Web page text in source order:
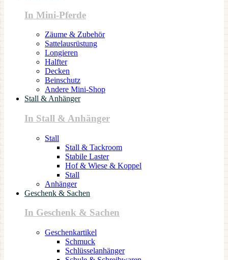
In Mini-Pferde
Zäume & Zubehör
Sattelausrüstung
Longieren
Halfter
Decken
Beinschutz
Andere Mini-Shop
Stall & Anhänger
In Stall & Anhänger
Stall
Stall & Tackroom
Stabile Laster
Hof & Wiese & Koppel
Stall
Anhänger
Geschenk & Sachen
In Geschenk & Sachen
Geschenkartikel
Schmuck
Schlüsselanhänger